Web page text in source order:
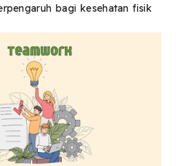
bagi kesehatan fisik